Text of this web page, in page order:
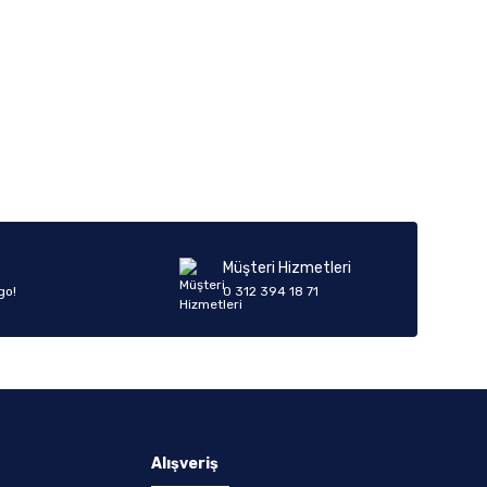
Müşteri Hizmetleri
0 312 394 18 71
Alışveriş